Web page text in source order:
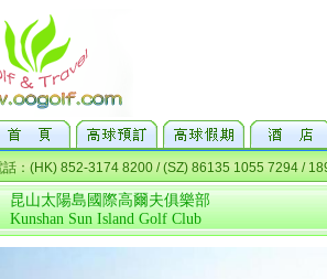
昆山太陽島國際高爾夫俱樂部
Kunshan Sun Island Golf Club